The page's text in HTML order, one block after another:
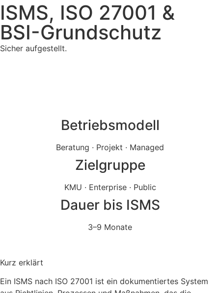
ISMS, ISO 27001 &
BSI-Grundschutz
Sicher aufgestellt.
Betriebsmodell
Beratung · Projekt · Managed
Zielgruppe
KMU · Enterprise · Public
Dauer bis ISMS
3–9 Monate
Kurz erklärt
Ein ISMS nach ISO 27001 ist ein dokumentiertes System